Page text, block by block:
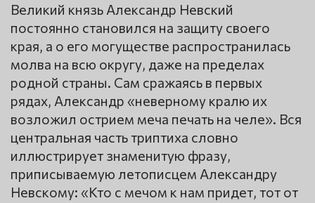
Великий князь Александр Невский
постоянно становился на защиту своего
края, а о его могуществе распространилась
молва на всю округу, даже на пределах
родной страны. Сам сражаясь в первых
рядах, Александр «неверному кралю их
возложил острием меча печать на челе». Вся
центральная часть триптиха словно
иллюстрирует знаменитую фразу,
приписываемую летописцем Александру
Невскому: «Кто с мечом к нам придет, тот от